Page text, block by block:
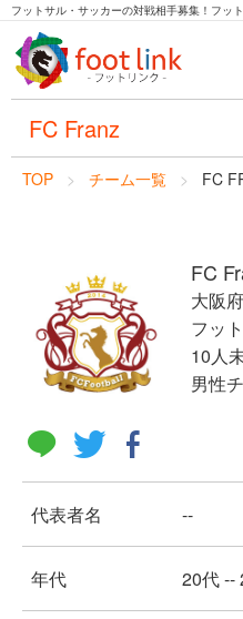
フットサル・サッカーの対戦相手募集！フッ
FC Franz
TOP チーム一覧 FC
FC
大阪府
フッ
10人
男性
代表者名 --
年代 20代 --